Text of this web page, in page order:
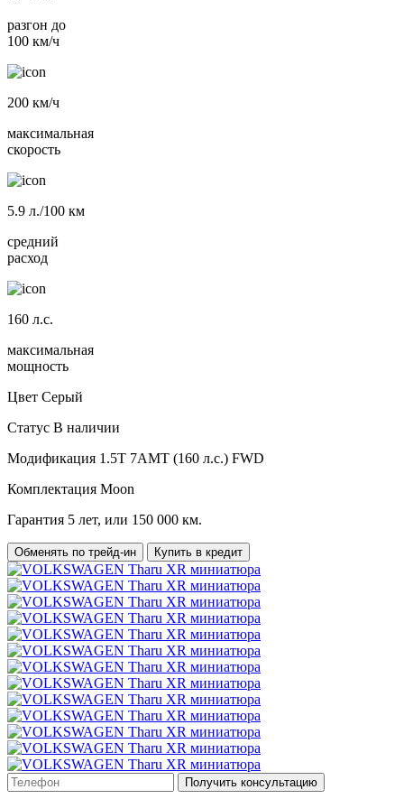
разгон до
100 км/ч
200 км/ч
максимальная
скорость
5.9 л./100 км
средний
расход
160 л.с.
максимальная
мощность
Цвет Серый
Статус В наличии
Модификация 1.5T 7AMT (160 л.с.) FWD
Комплектация Moon
Гарантия 5 лет, или 150 000 км.
Обменять по трейд-ин Купить в кредит
Получить консультацию